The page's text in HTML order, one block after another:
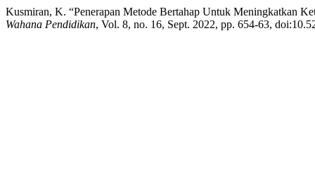
Kusmiran, K. “Penerapan Metode Bertahap Untuk Meningkatkan
Wahana Pendidikan, Vol. 8, no. 16, Sept. 2022, pp. 654-63,